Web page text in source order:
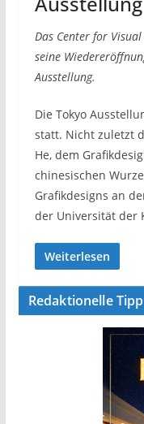
Das Center for
seine
Ausstellung.
Die Tokyo
statt. Nicht zuletzt
He, dem
chinesischen
Grafikdesigns an
der Universität der
Weiterlesen
Redaktionelle